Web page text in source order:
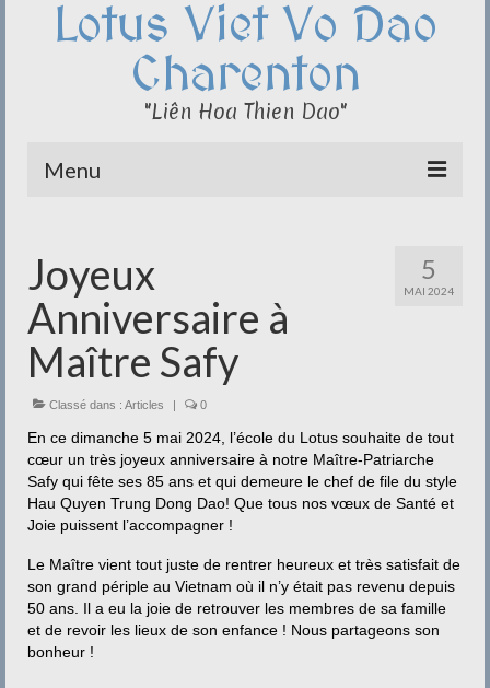
Lotus Viet Vo Dao
Charenton
"Liên Hoa Thien Dao"
Menu
Qi Cong – Taï Chi
Disciplines
Méditation
Documentation
Liens
Contact
5
MAI 2024
Joyeux
Anniversaire à
Maître Safy
Classé dans : Articles | 0
En ce dimanche 5 mai 2024, l’école du Lotus souhaite de tout
cœur un très joyeux anniversaire à notre Maître-Patriarche
Safy qui fête ses 85 ans et qui demeure le chef de file du style
Hau Quyen Trung Dong Dao! Que tous nos vœux de Santé et
Joie puissent l’accompagner !
Le Maître vient tout juste de rentrer heureux et très satisfait de
son grand périple au Vietnam où il n’y était pas revenu depuis
50 ans. Il a eu la joie de retrouver les membres de sa famille
et de revoir les lieux de son enfance ! Nous partageons son
bonheur !